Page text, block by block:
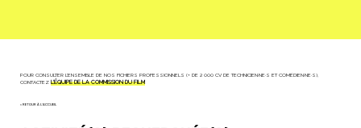
POUR CONSULTER L'ENSEMBLE DE NOS FICHIERS PROFESSIONNELS (+ DE 2 000 CV DE TECHNICIEN·NE·S ET COMÉDIEN·NE·S),
CONTACTEZ L'ÉQUIPE DE LA COMMISSION DU FILM
< RETOUR À L'ACCUEIL